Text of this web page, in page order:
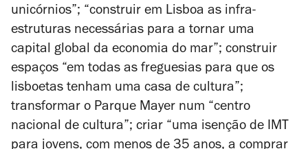
unicórnios”; “construir em Lisboa as infra-
estruturas necessárias para a tornar uma
capital global da economia do mar”; construir
espaços “em todas as freguesias para que os
lisboetas tenham uma casa de cultura”;
transformar o Parque Mayer num “centro
nacional de cultura”; criar “uma isenção de IMT
para jovens, com menos de 35 anos, a comprar